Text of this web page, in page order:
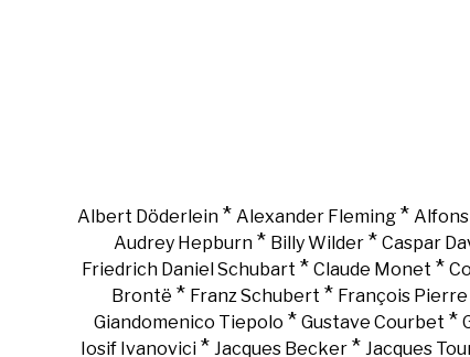
Albert Döderlein* Alexander Fleming*
Audrey Hepburn* Billy Wilder* Caspar
Friedrich Daniel Schubart * Claude Monet *
Brontë * Franz Schubert * François
Giandomenico Tiepolo * Gustave Courbet *
Iosif Ivanovici * Jacques Becker * Jacques